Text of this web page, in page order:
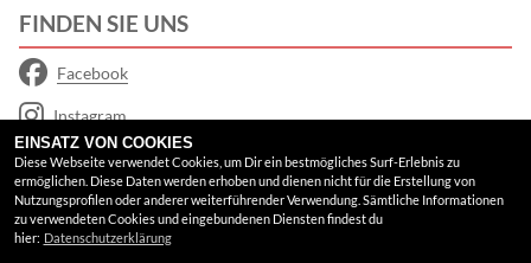
FINDEN SIE UNS
Facebook
Instagram
Google Maps
RECHTLICHES
EINSATZ VON COOKIES
Diese Webseite verwendet Cookies, um Dir ein bestmögliches Surf-Erlebnis zu
ermöglichen. Diese Daten werden erhoben und dienen nicht für die Erstellung von
Nutzungsprofilen oder anderer weiterführender Verwendung. Sämtliche Informationen
zu verwendeten Cookies und eingebundenen Diensten findest du
hier: Datenschutzerklärung